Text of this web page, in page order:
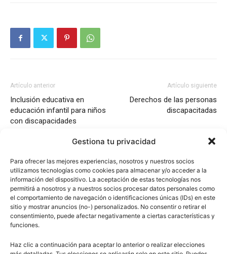
Gestiona tu privacidad
Para ofrecer las mejores experiencias, nosotros y nuestros socios
utilizamos tecnologías como cookies para almacenar y/o acceder a la
información del dispositivo. La aceptación de estas tecnologías nos
permitirá a nosotros y a nuestros socios procesar datos personales como
el comportamiento de navegación o identificaciones únicas (IDs) en este
sitio y mostrar anuncios (no-) personalizados. No consentir o retirar el
consentimiento, puede afectar negativamente a ciertas características y
funciones.
Haz clic a continuación para aceptar lo anterior o realizar elecciones
Artículo anterior
Inclusión educativa en
educación infantil para niños
con discapacidades
Artículo siguiente
Derechos de las personas
discapacitadas
Escuelapedia